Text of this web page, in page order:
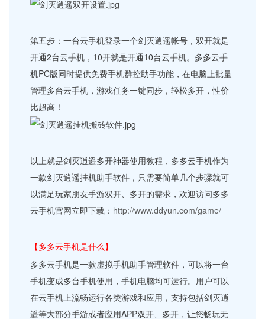
第五步：一台云手机登录一个剑灭逍遥帐号，双开就是
开通2台云手机，10开就是开通10台云手机。多多云手
机PC版同时提供免费手机群控助手功能，在电脑上批量
管理多台云手机，游戏任务一键同步，轻松多开，性价
比超高！
以上就是剑灭逍遥多开神器使用教程，多多云手机作为
一款剑灭逍遥挂机助手软件，只需要简单几个步骤就可
以满足玩家朋友手游双开、多开的需求，欢迎访问多多
云手机官网立即下载： http://www.ddyun.com/game/
【多多云手机是什么】
多多云手机是一款虚拟手机助手管理软件，可以将一台
手机变成多台手机使用，手机电脑均可运行。用户可以
在云手机上流畅运行各类游戏和应用，支持包括剑灭逍
遥等大部分手游或者应用APP双开、多开，让您畅玩无